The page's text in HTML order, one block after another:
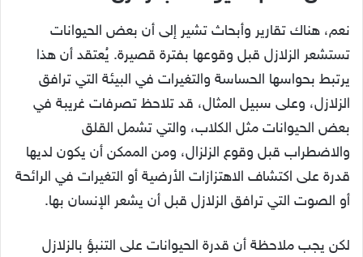
نعم، هناك تقارير وأبحاث تشير إلى أن بعض الحيوانات
تستشعر الزلازل قبل وقوعها بفترة قصيرة. يُعتقد أن هذا
يرتبط بحواسها الحساسة والتغيرات في البيئة التي ترافق
الزلازل، وعلى سبيل المثال، قد تلاحظ تصرفات غريبة في
بعض الحيوانات مثل الكلاب، والتي تشمل القلق
والاضطراب قبل وقوع الزلزال، ومن الممكن أن يكون لديها
قدرة على اكتشاف الاهتزازات الأرضية أو التغيرات في الرائحة
أو الصوت التي ترافق الزلازل قبل أن يشعر الإنسان بها.
لكن يجب ملاحظة أن قدرة الحيوانات على التنبؤ بالزلازل